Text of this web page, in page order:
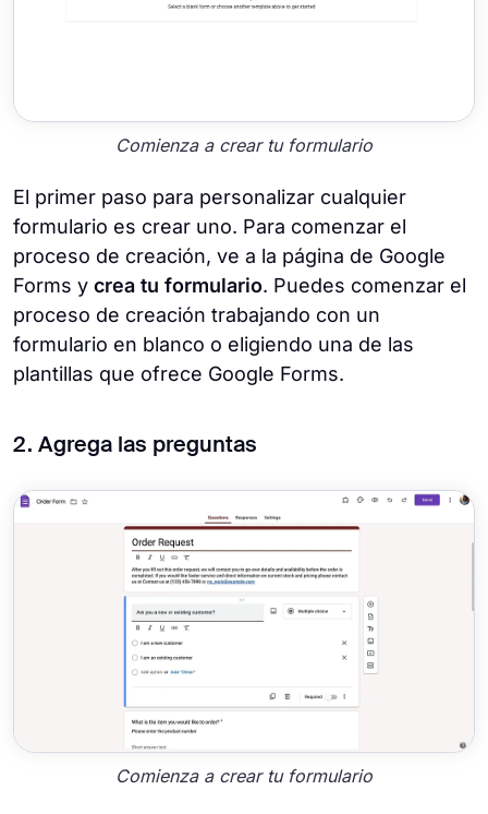
Comienza a crear tu formulario
El primer paso para personalizar cualquier
formulario es crear uno. Para comenzar el
proceso de creación, ve a la página de Google
Forms y crea tu formulario. Puedes comenzar el
proceso de creación trabajando con un
formulario en blanco o eligiendo una de las
plantillas que ofrece Google Forms.
2. Agrega las preguntas
Comienza a crear tu formulario